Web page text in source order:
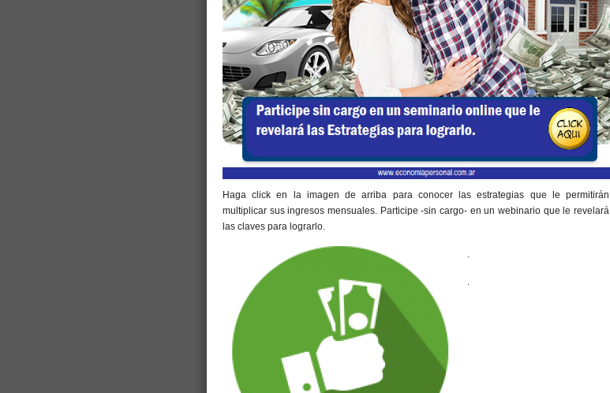
Haga click en la imagen de arriba para conocer las estrategias que le permitirán
multiplicar sus ingresos mensuales. Participe -sin cargo- en un webinario que le revelará
las claves para lograrlo.
.
.